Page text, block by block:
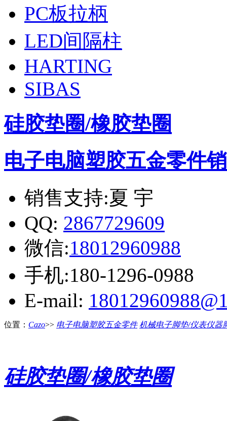
PC板拉柄
LED间隔柱
HARTING
SIBAS
硅胶垫圈/橡胶垫圈
电子电脑塑胶五金零件
销售支持:夏 宇
QQ: 2867729609
微信:18012960988
手机:180-1296-0988
E-mail:
位置： Cazo>> 电子电脑塑胶五金零件 机械电子脚垫/仪表仪器
硅胶垫圈/橡胶垫圈